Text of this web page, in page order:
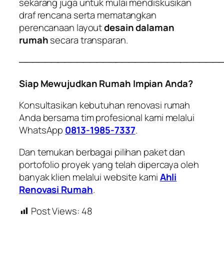
draf rencana serta mematangkan
perencanaan layoutdesain dalaman
rumahsecara transparan.
Siap Mewujudkan Rumah Impian Anda?
Konsultasikan kebutuhan renovasi rumah
Anda bersama tim profesional kami melalui
WhatsApp 0813-1985-7337.
Dan temukan berbagai pilihan paket dan
portofolio proyek yang telah dipercaya oleh
banyak klien melalui website kamiAhli
Renovasi Rumah.
Post Views: 48